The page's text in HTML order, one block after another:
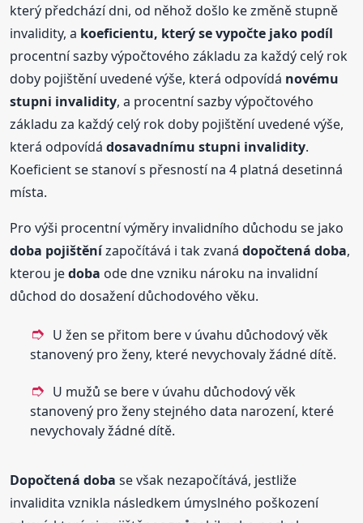
který předchází dni, od něhož došlo ke změně stupně
invalidity, a koeficientu, který se vypočte jako podíl
procentní sazby výpočtového základu za každý celý rok
doby pojištění uvedené výše, která odpovídá novému
stupni invalidity, a procentní sazby výpočtového
základu za každý celý rok doby pojištění uvedené výše,
která odpovídádosavadnímu stupni invalidity.
Koeficient se stanoví s přesností na 4 platná desetinná
místa.
Pro výši procentní výměry invalidního důchodu se jako
doba pojištěnízapočítává i tak zvanádopočtenádoba,
kterou jedoba ode dne vzniku nároku na invalidní
důchod do dosažení důchodového věku.
U žen se přitom bere v úvahu důchodový věk
stanovený pro ženy, které nevychovaly žádné dítě.
U mužů se bere v úvahu důchodový věk
stanovený pro ženy stejného data narození, které
nevychovaly žádné dítě.
Dopočtenádoba se však nezapočítává, jestliže
invalidita vznikla následkem úmyslného poškození